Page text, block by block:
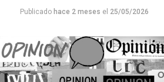
Publicado hace 2 meses el 25/05/2026